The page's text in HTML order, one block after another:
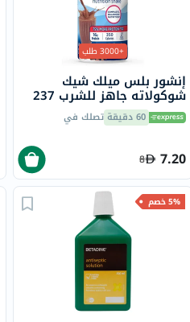
+3000 طلب
إنشور بلس ميلك شيك
شوكولاته جاهز للشرب 237
مل 60 دقيقة تصلك في
7.20
8
5% خصم